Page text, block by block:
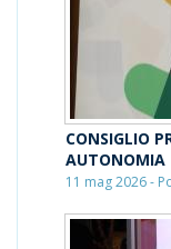
CONSIGLIO
AUTONOMIA
11 mag 2026 -